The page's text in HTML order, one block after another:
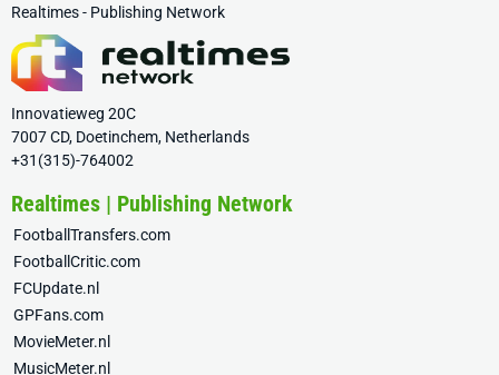
Realtimes - Publishing Network
Innovatieweg 20C
7007 CD, Doetinchem, Netherlands
+31(315)-764002
Realtimes | Publishing Network
FootballTransfers.com
FootballCritic.com
FCUpdate.nl
GPFans.com
MovieMeter.nl
MusicMeter.nl